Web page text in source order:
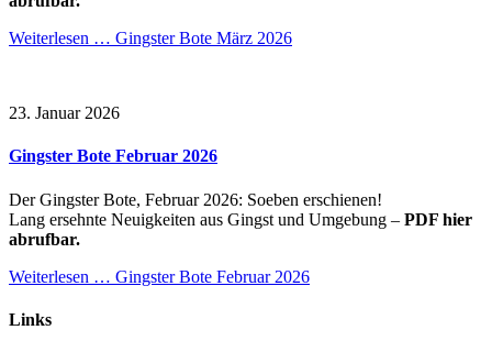
Weiterlesen … Gingster Bote März 2026
23. Januar 2026
Gingster Bote Februar 2026
Der Gingster Bote, Februar 2026: Soeben erschienen!
Lang ersehnte Neuigkeiten aus Gingst und Umgebung – PDF hier
abrufbar.
Weiterlesen … Gingster Bote Februar 2026
Links